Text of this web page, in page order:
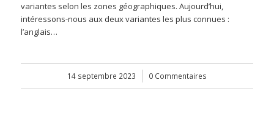
variantes selon les zones géographiques. Aujourd’hui,
intéressons-nous aux deux variantes les plus connues :
l’anglais…
14 septembre 2023
/ 0 Commentaires